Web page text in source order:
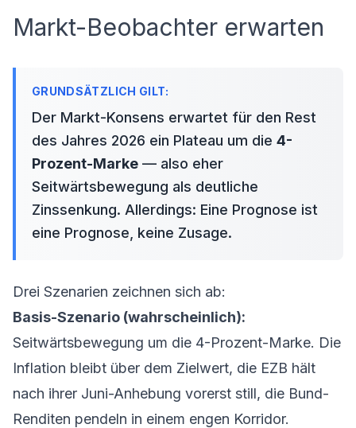
Markt-Beobachter erwarten
Der Markt-Konsens erwartet für den Rest
des Jahres 2026 ein Plateau um die 4-
Prozent-Marke — also eher
Seitwärtsbewegung als deutliche
Zinssenkung. Allerdings: Eine Prognose ist
eine Prognose, keine Zusage.
Drei Szenarien zeichnen sich ab:
Basis-Szenario (wahrscheinlich):
Seitwärtsbewegung um die 4-Prozent-Marke. Die
Inflation bleibt über dem Zielwert, die EZB hält
nach ihrer Juni-Anhebung vorerst still, die Bund-
Renditen pendeln in einem engen Korridor.